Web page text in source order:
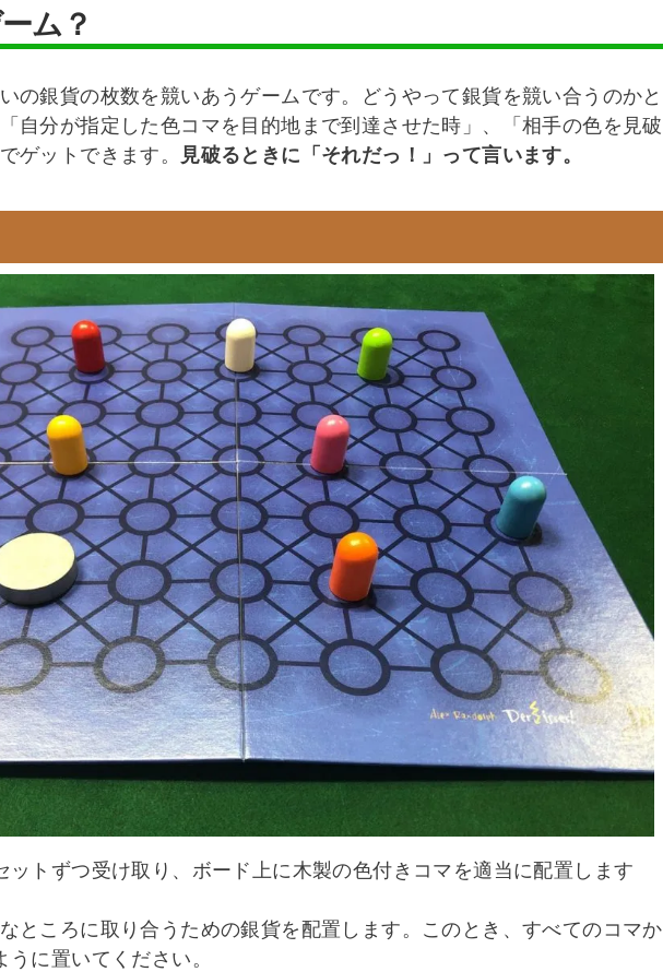
ム？
の銀貨の枚数を競いあうゲームです。どうやって銀貨を競い合うのかと
自分が指定した色コマを目的地まで到達させた時」、「相手の色を見破
ゲットできます。
見破るときに「それだっ！」って言います。
トずつ受け取り、ボード上に木製の色付きコマを適当に配置します
ころに取り合うための銀貨を配置します。このとき、すべてのコマか
に置いてください。